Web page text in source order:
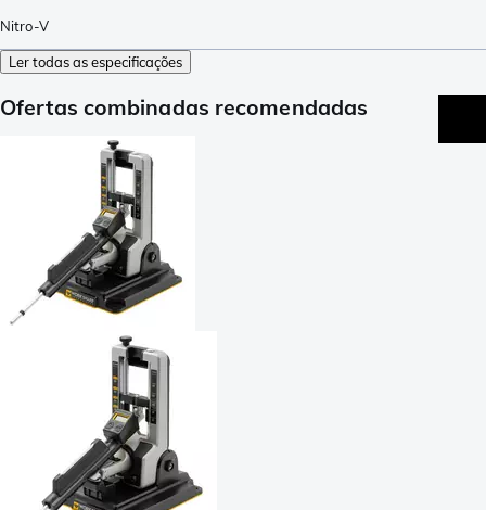
Nitro-V
Ler todas as especificações
Ofertas combinadas recomendadas